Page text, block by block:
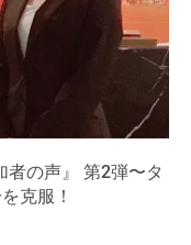
の声』 第2弾〜タ
克服！